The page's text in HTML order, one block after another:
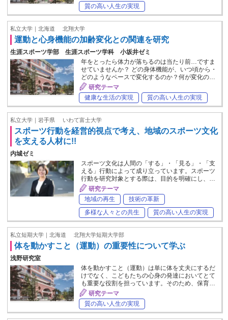
質の高い人生の実現
私立大学｜北海道 北翔大学
運動と心身機能の加齢変化との関連を研究
生涯スポーツ学部 生涯スポーツ学科 小坂井ゼミ
年をとったら体力が落ちるのは当たり前…ですま
せていませんか？ どの身体機能が、いつ頃から・
どのようなペースで変化するのか？何が変化の…
研究テーマ
健康な生活の実現
質の高い人生の実現
私立大学｜岩手県 いわて富士大学
スポーツ行動を経営的視点で考え、地域のスポーツ文化
を支える人材に!!
内城ゼミ
スポーツ文化は人間の「する」・「見る」・「支
える」行動によって成り立っています。スポーツ
行動を研究対象とする際は、目的を明確にし、…
研究テーマ
地域の再生
技術の革新
多様な人々との共生
質の高い人生の実現
私立短期大学｜北海道 北翔大学短期大学部
体を動かすこと（運動）の重要性について学ぶ
浅野研究室
体を動かすこと（運動）は単に体を丈夫にするだ
けでなく、こどもたちの心身の発達においてとて
も重要な役割を担っています。そのため、保育…
研究テーマ
質の高い人生の実現